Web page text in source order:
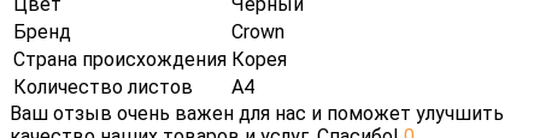
Бренд
Crown
Страна происхождения Корея
Количество листов
А4
Ваш отзыв очень важен для нас и поможет улучшить